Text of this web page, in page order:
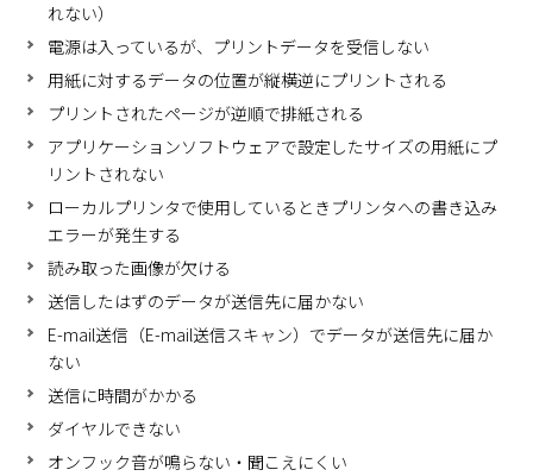
れない）
電源は入っているが、プリントデータを受信しない
用紙に対するデータの位置が縦横逆にプリントされる
プリントされたページが逆順で排紙される
アプリケーションソフトウェアで設定したサイズの用紙にプ
リントされない
ローカルプリンタで使用しているときプリンタへの書き込み
エラーが発生する
読み取った画像が欠ける
送信したはずのデータが送信先に届かない
E-mail送信（E-mail送信スキャン）でデータが送信先に届か
ない
送信に時間がかかる
ダイヤルできない
オンフック音が鳴らない・聞こえにくい